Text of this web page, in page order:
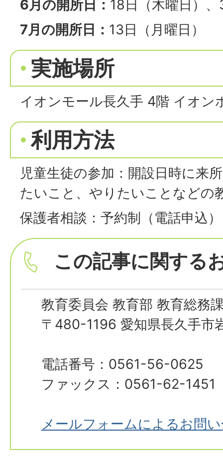
6月の開所日： 18日（木曜日）
7月の開所日： 13日（月曜日）
実施場所
イオンモール長久手 4階 イオン
利用方法
児童生徒の参加：開設日時に来
たいこと、やりたいことなどの
保護者相談：予約制（電話申込）
この記事に関する
教育委員会 教育部 教育総務
〒480-1196 愛知県長久手市
電話番号：0561-56-0625
ファックス：0561-62-1451
メールフォームによるお問